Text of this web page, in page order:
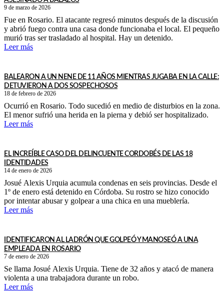
9 de marzo de 2026
Fue en Rosario. El atacante regresó minutos después de la discusión
y abrió fuego contra una casa donde funcionaba el local. El pequeño
murió tras ser trasladado al hospital. Hay un detenido.
Leer más
BALEARON A UN NENE DE 11 AÑOS MIENTRAS JUGABA EN LA CALLE:
DETUVIERON A DOS SOSPECHOSOS
18 de febrero de 2026
Ocurrió en Rosario. Todo sucedió en medio de disturbios en la zona.
El menor sufrió una herida en la pierna y debió ser hospitalizado.
Leer más
EL INCREÍBLE CASO DEL DELINCUENTE CORDOBÉS DE LAS 18
IDENTIDADES
14 de enero de 2026
Josué Alexis Urquia acumula condenas en seis provincias. Desde el
1º de enero está detenido en Córdoba. Su rostro se hizo conocido
por intentar abusar y golpear a una chica en una mueblería.
Leer más
IDENTIFICARON AL LADRÓN QUE GOLPEÓ Y MANOSEÓ A UNA
EMPLEADA EN ROSARIO
7 de enero de 2026
Se llama Josué Alexis Urquia. Tiene de 32 años y atacó de manera
violenta a una trabajadora durante un robo.
Leer más